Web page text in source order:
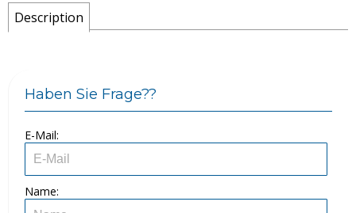
Description
Haben Sie Frage??
E-Mail:
Name:
vergessenes Passwort